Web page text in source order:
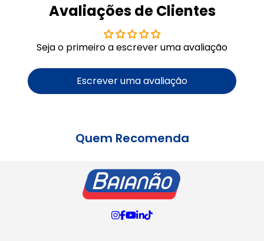
Avaliações de Clientes
Seja o primeiro a escrever uma avaliação
Escrever uma avaliação
Quem Recomenda